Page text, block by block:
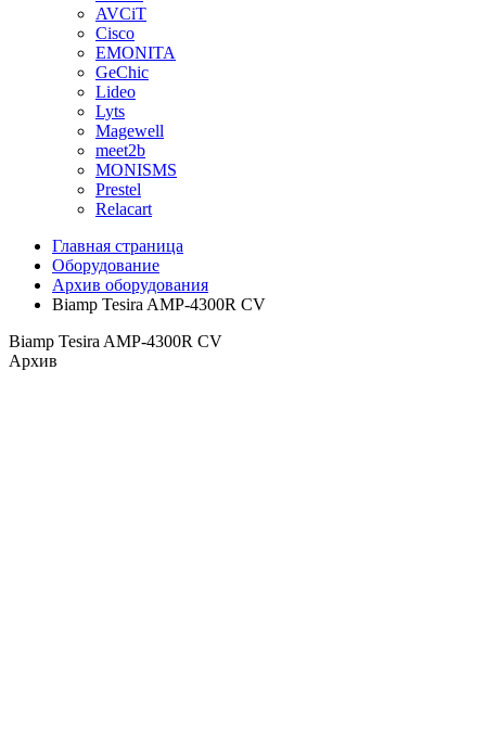
AVCiT
Cisco
EMONITA
GeChic
Lideo
Lyts
Magewell
meet2b
MONISMS
Prestel
Relacart
Главная страница
Оборудование
Архив оборудования
Biamp Tesira AMP-4300R CV
Biamp Tesira AMP-4300R CV
Архив